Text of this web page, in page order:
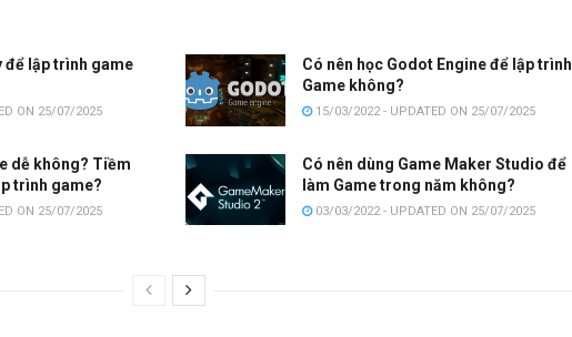
để lập trình game
ON 25/07/2025
Có nên học Godot Engine để lập trình
Game không?
15/03/2022 - UPDATED ON 25/07/2025
dễ không? Tiềm
trình game?
ON 25/07/2025
Có nên dùng Game Maker Studio để
làm Game trong năm không?
03/03/2022 - UPDATED ON 25/07/2025